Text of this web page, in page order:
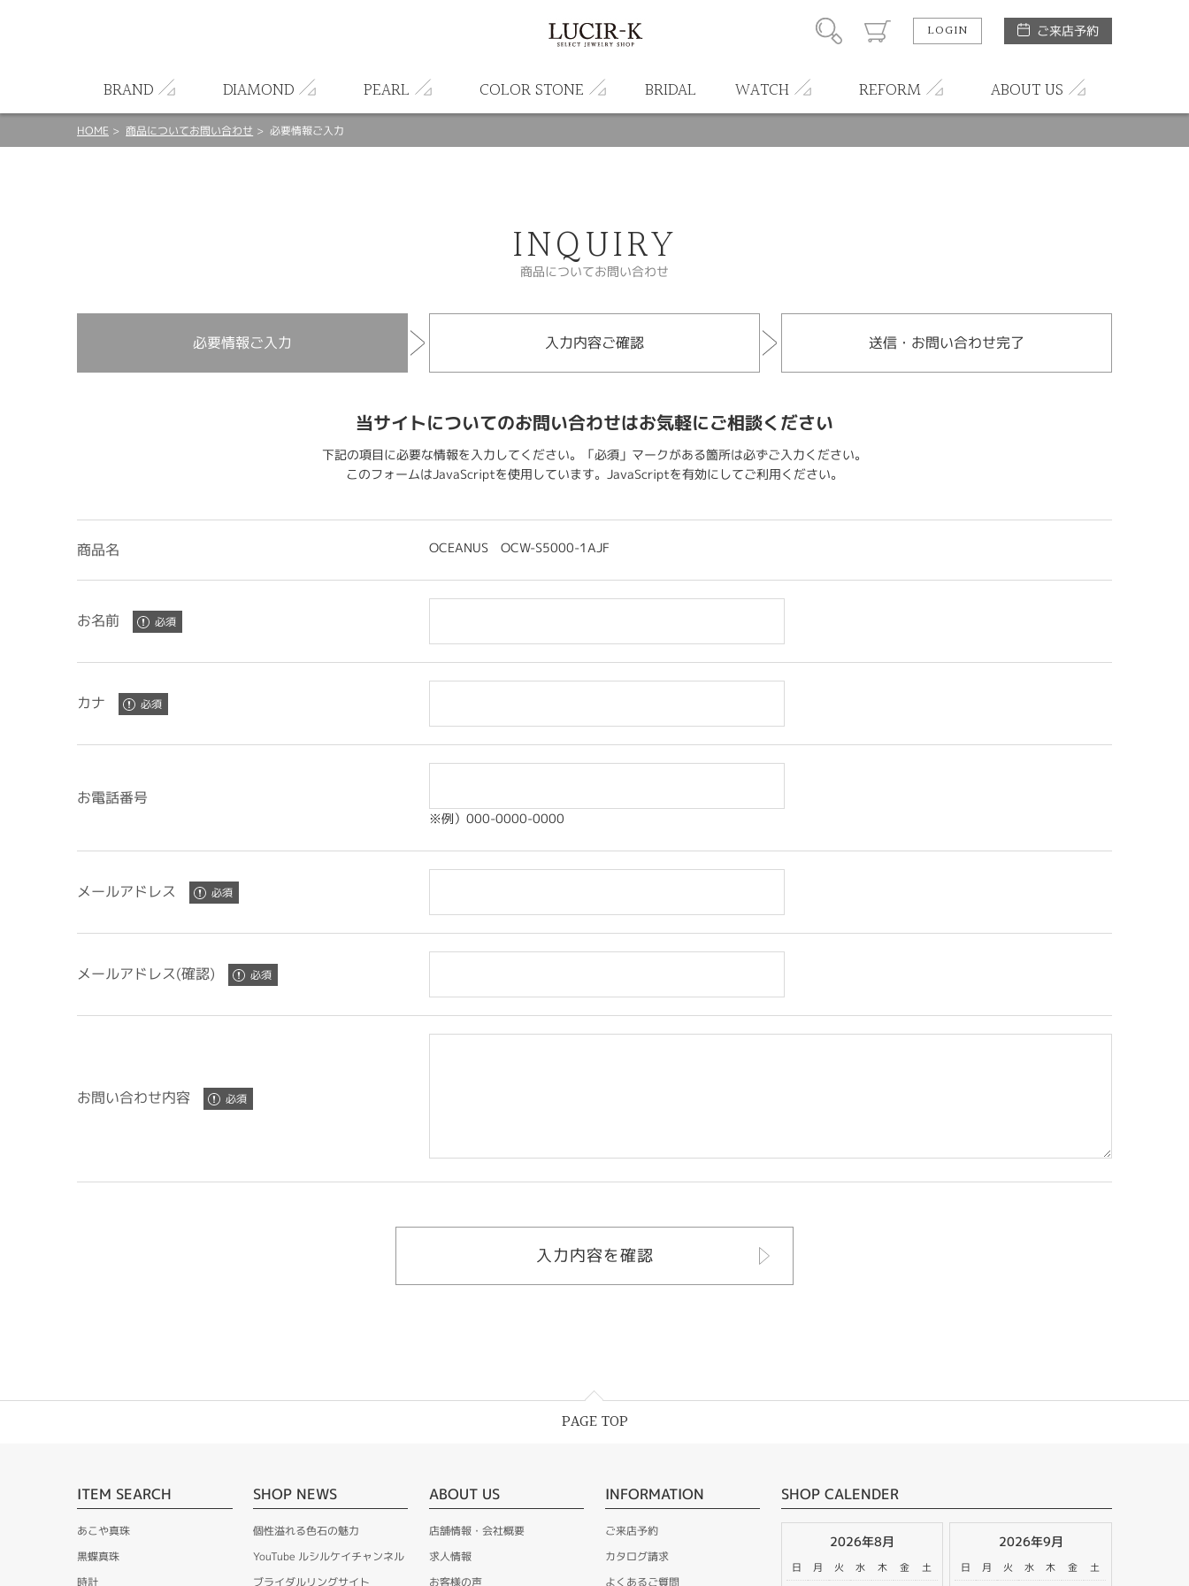
LOGIN ご来店予約
BRAND DIAMOND PEARL COLOR STONE BRIDAL WATCH REFORM ABOUT US
HOME 商品についてお問い合わせ 必要情報ご入力
INQUIRY
商品についてお問い合わせ
必要情報ご入力 入力内容ご確認 送信・お問い合わせ完了
当サイトについてのお問い合わせはお気軽にご相談ください
下記の項目に必要な情報を入力してください。「必須」マークがある箇所は必ずご入力ください。
このフォームはJavaScriptを使用しています。JavaScriptを有効にしてご利用ください。
商品名 OCEANUS OCW-S5000-1AJF
お名前
カナ
お電話番号
※例）000-0000-0000
メールアドレス
メールアドレス(確認)
お問い合わせ内容
PAGE TOP
ITEM SEARCH
あこや真珠
黒蝶真珠
時計
SHOP NEWS
個性溢れる色石の魅力
YouTube ルシルケイチャンネル
ブライダルリングサイト
ABOUT US
店舗情報・会社概要
求人情報
お客様の声
INFORMATION
ご来店予約
カタログ請求
よくあるご質問
SHOP CALENDER
2026年8月
日 月 火 水 木 金
土
2026年9月
日 月 火 水 木 金
土